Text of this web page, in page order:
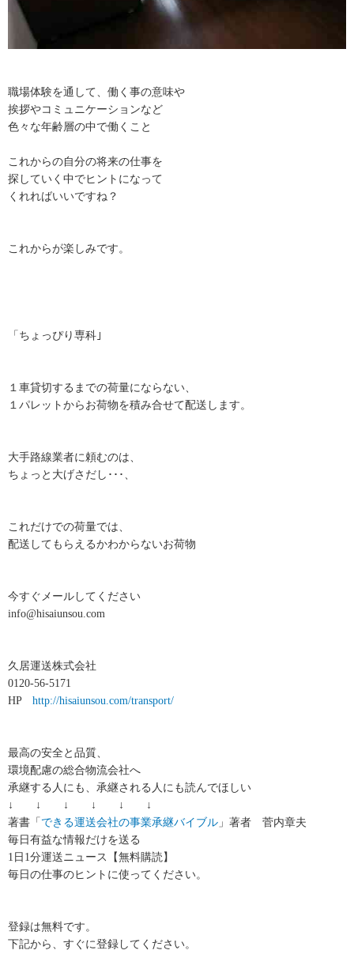
職場体験を通して、働く事の意味や
挨拶やコミュニケーションなど
色々な年齢層の中で働くこと
これからの自分の将来の仕事を
探していく中でヒントになって
くれればいいですね？
これからが楽しみです。
「ちょっぴり専科｣
１車貸切するまでの荷量にならない、
１パレットからお荷物を積み合せて配送します。
大手路線業者に頼むのは、
ちょっと大げさだし･･･、
これだけでの荷量では、
配送してもらえるかわからないお荷物
今すぐメールしてください
info@hisaiunsou.com
久居運送株式会社
0120-56-5171
HP http://hisaiunsou.com/transport/
最高の安全と品質、
環境配慮の総合物流会社へ
承継する人にも、承継される人にも読んでほしい
↓ ↓ ↓ ↓ ↓ ↓
著書「 できる運送会社の事業承継バイブル 」著者 菅内章夫
毎日有益な情報だけを送る
1日1分運送ニュース【無料購読】
毎日の仕事のヒントに使ってください。
登録は無料です。
下記から、すぐに登録してください。